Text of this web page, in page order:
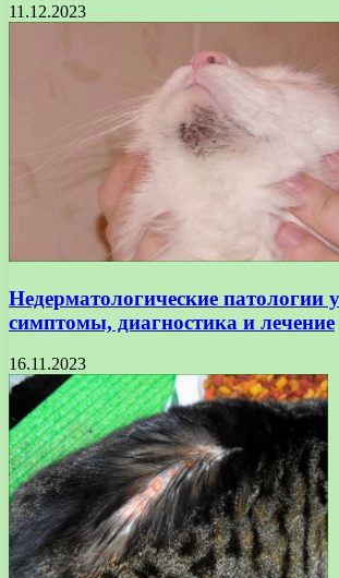
11.12.2023
Недерматологические
симптомы, диагностика и лечение
16.11.2023